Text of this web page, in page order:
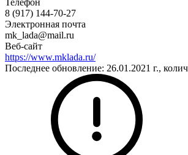
8 (917) 144-70-27
Электронная почта
mk_lada@mail.ru
Веб-сайт
https://www.mklada.ru/
Последнее обновление: 26.01.2021 г.,